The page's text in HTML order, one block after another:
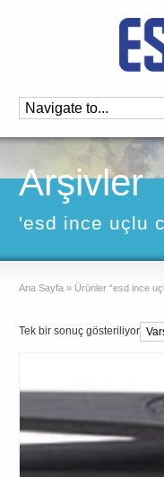
Arşivler
'esd ince uçlu
Ana Sayfa » Ürünler “esd ince
Tek bir sonuç gösteriliyor